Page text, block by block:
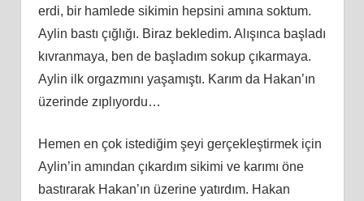
erdi, bir hamlede sikimin hepsini amına soktum.
Aylin bastı çığlığı. Biraz bekledim. Alışınca başladı
kıvranmaya, ben de başladım sokup çıkarmaya.
Aylin ilk orgazmını yaşamıştı. Karım da Hakan’ın
üzerinde zıplıyordu…
Hemen en çok istediğim şeyi gerçekleştirmek için
Aylin’in amından çıkardım sikimi ve karımı öne
bastırarak Hakan’ın üzerine yatırdım. Hakan